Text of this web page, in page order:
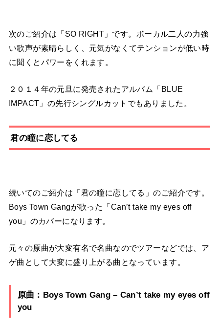
次のご紹介は「SO RIGHT」です。ボーカル二人の力強
い歌声が素晴らしく、元気がなくてテンションが低い時
に聞くとパワーをくれます。
２０１４年の元旦に発売されたアルバム「BLUE
IMPACT」の先行シングルカットでもありました。
君の瞳に恋してる
続いてのご紹介は「君の瞳に恋してる」のご紹介です。
Boys Town Gangが歌った「Can’t take my eyes off
you」のカバーになります。
元々の原曲が大変有名で名曲なのでツアーなどでは、ア
ゲ曲として大変に盛り上がる曲となっています。
原曲：Boys Town Gang – Can’t take my eyes off
you